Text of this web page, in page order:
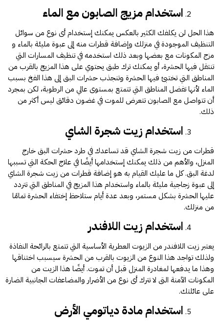
استخدام مزيج الصابون مع الماء
هذا الحل لن يكلفك الكثير بالعكس يمكنك إستخدام أى نوع من سوائل
التنظيف الموجودة في منزلك وإضافة قطرات منه إلى عبوة مليئة بالماء و
مزج المكونات مع بعضها وبعد ذلك استخدمه في تنظيف المسارات التي
تنتقل فيها الحشرة، أو يمكنك ترك طبق يحتوي على هذا المزيج بالقرب من
المناطق التي تختبئ فيها الحشرة وتنجذب حشرات البق إلى هذا الفخ بسبب
الماء لأنها تفضل المناطق التي تتمتع بمستوى عالي من الرطوبة، لكن بمجرد
أن تتواصل مع الصابون تتعرض للموت في غضون دقائق ليس أكثر من
ذلك.
استخدام زيت شجرة الشاي
قطرات من زيت شجرة الشاي قد تساعدك في طرد حشرات البق خارج
المنزل، والأهم من ذلك يمكنك إستخدامها أيضًا في علاج الحكة التي تسببها
لدغة البق. كل ما عليك القيام به هو إضافة قطرات من زيت شجرة الشاي
إلى عبوة زجاجية مليئة بالماء واستخدام هذا المزيج في المناطق التي تتردد
عليها الحشرة بشكل مستمر، وبعد عدة أيام ستلاحظ إختفاء الحشرة تمامًا
من منزلك.
استخدام زيت اللافندر
يعتبر زيت اللافندر من الزيوت العطرية الأساسية التي تتمتع بالرائحة النفاذة
ولذلك تواجد هذا النوع من الزيوت بالقرب من الحشرة سيسبب اختناقها
وهذا ما يدفعها لمغادرة المنزل قبل أن تموت. أيضًا هذا الزيت من
المكونات الآمنة التى لا تترك أى نوع من الأضرار والمضاعفات الجانبية الضارة
على عائلتك.
استخدام مادة دياتومي الأرض